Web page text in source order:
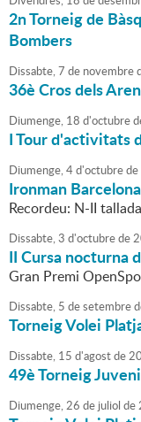
2n Torneig de
Bombers
Dissabte,7 de novembre
36è Cros dels
Diumenge, 18 d'octubre
I Tour d'activitats
Diumenge,4d'octubrede
Ironman Barcelona
Recordeu: N-II
Dissabte,3 d'octubrede
II Cursa nocturna
Gran Premi
Dissabte, 5 desetembre
Torneig Volei
Dissabte, 15 d'agostde
49è Torneig
Diumenge,26 de juliol de